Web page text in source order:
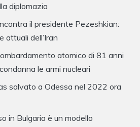
diplomazia
il presidente Pezeshkian:
attuali dell’Iran
atomico di 81 anni
le armi nucleari
salvato a Odessa nel 2022 ora
in Bulgaria è un modello